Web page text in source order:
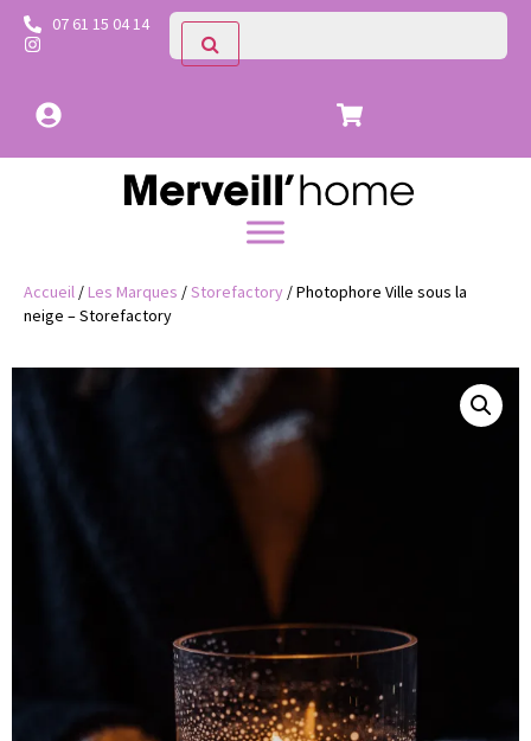
07 61 15 04 14
Accueil /Les Marques /Storefactory / Photophore Ville sous la
neige – Storefactory